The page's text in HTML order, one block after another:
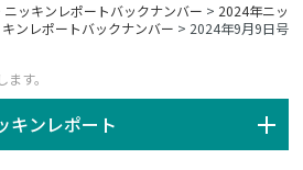
ニッキンレポートバックナンバー > 2024年ニッ
キンレポートバックナンバー > 2024年9月9日号
キンレポート